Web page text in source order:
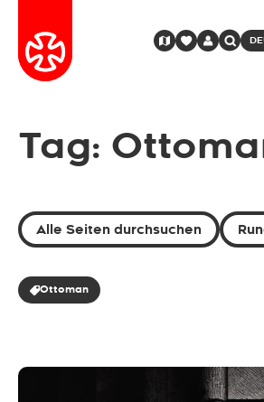
Tag:
Alle Seiten durchsuchen
Ottoman